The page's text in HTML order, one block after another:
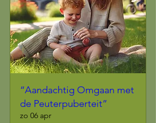
“Aandachtig Omgaan met
de Peuterpuberteit”
zo 06 apr